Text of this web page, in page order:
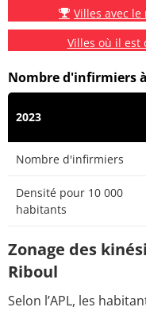
Villes avec
Villes où il
Nombre d'infirmiers
2023
Nombre d'infirmiers
Densité pour 10 000
habitants
Zonage des
Riboul
Selon l’APL, les